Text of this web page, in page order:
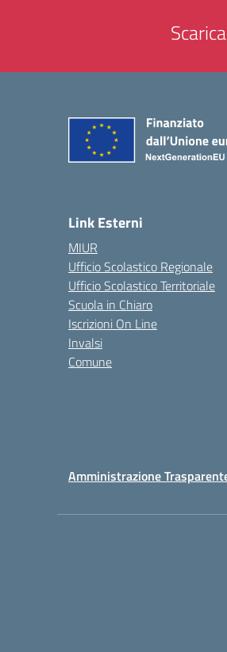
Link Esterni
MIUR
Ufficio Scolastico Regionale
Ufficio Scolastico Territoriale
Scuola in Chiaro
Iscrizioni On Line
Invalsi
Comune
Amministrazione